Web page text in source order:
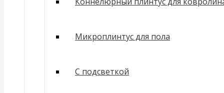
Микроплинтус для пола
С подсветкой